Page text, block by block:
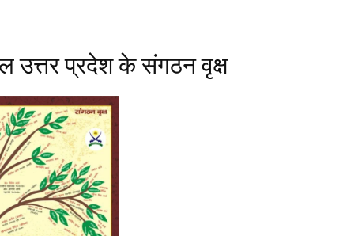
उत्तर प्रदेश के संगठन वृक्ष